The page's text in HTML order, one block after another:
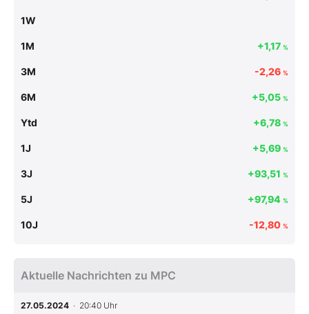
1W
1M +1,17 %
3M -2,26 %
6M +5,05 %
Ytd +6,78 %
1J +5,69 %
3J +93,51 %
5J +97,94 %
10J -12,80 %
Aktuelle Nachrichten zu MPC
27.05.2024 · 20:40 Uhr